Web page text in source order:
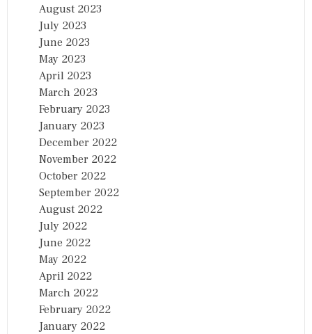
August 2023
July 2023
June 2023
May 2023
April 2023
March 2023
February 2023
January 2023
December 2022
November 2022
October 2022
September 2022
August 2022
July 2022
June 2022
May 2022
April 2022
March 2022
February 2022
January 2022